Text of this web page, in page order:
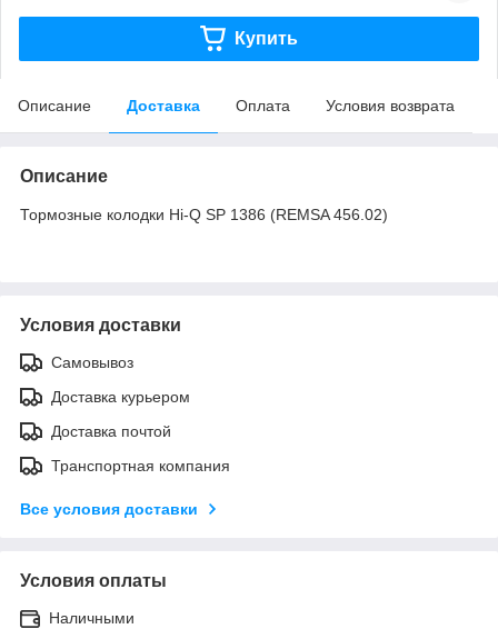
Купить
Описание Доставка Оплата Условия возврата
Описание
Тормозные колодки Hi-Q SP 1386 (REMSA 456.02)
Условия доставки
Самовывоз
Доставка курьером
Доставка почтой
Транспортная компания
Все условия доставки
Условия оплаты
Наличными